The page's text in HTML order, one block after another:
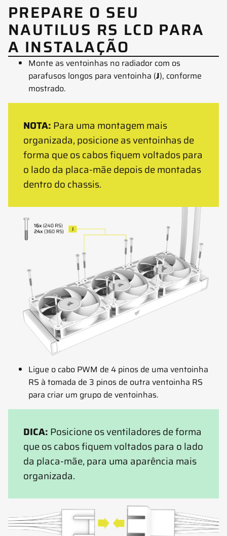
PREPARE O SEU
NAUTILUS RS LCD PARA
A INSTALAÇÃO
Monte as ventoinhas no radiador com os
parafusos longos para ventoinha (J), conforme
mostrado.
NOTA: Para uma montagem mais
organizada, posicione as ventoinhas de
forma que os cabos fiquem voltados para
o lado da placa-mãe depois de montadas
dentro do chassis.
Ligue o cabo PWM de 4 pinos de uma ventoinha
RS à tomada de 3 pinos de outra ventoinha RS
para criar um grupo de ventoinhas.
DICA: Posicione os ventiladores de forma
que os cabos fiquem voltados para o lado
da placa-mãe, para uma aparência mais
organizada.